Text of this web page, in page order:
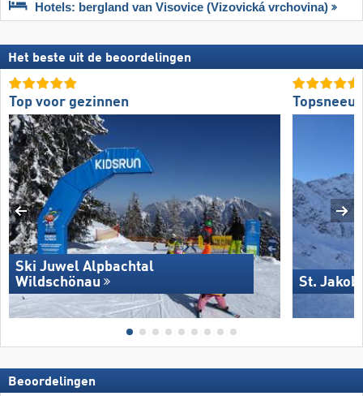
Hotels: bergland van Visovice (Vizovická vrchovina)
Het beste uit de beoordelingen
Top voor gezinnen
Ski Juwel Alpbachtal
Wildschönau
St.
Beoordelingen